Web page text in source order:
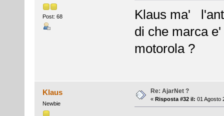
Post: 68
Klaus ma'
di che marca
motorola ?
Klaus
Newbie
Re: AjarNet ?
« Risposta #32 il: 01 Agosto